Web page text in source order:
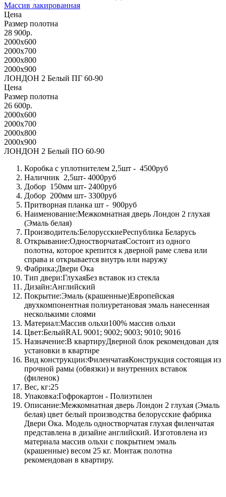
Массив лакированная
Цена
Размер полотна
28 900р.
2000x600
2000x700
2000x800
2000x900
ЛОНДОН 2 Белый ПГ 60-90
Цена
Размер полотна
26 600р.
2000x600
2000x700
2000x800
2000x900
ЛОНДОН 2 Белый ПО 60-90
Коробка с уплотнителем 2,5шт - 4500руб
Наличник 2,5шт- 4000руб
Добор 150мм шт- 2400руб
Добор 200мм шт- 3300руб
Притворная планка шт - 900руб
Наименование:Межкомнатная дверь Лондон 2 глухая
(Эмаль белая)
Производитель:БелорусскиеРеспублика Беларусь
Открывание:ОдностворчатаяСостоит из одного
полотна, которое крепится к дверной раме слева или
справа и открывается внутрь или наружу
Фабрика:Двери Ока
Тип двери:ГлухаяБез вставок из стекла
Дизайн:Английский
Покрытие:Эмаль (крашенные)Европейская
двухкомпонентная полиуретановая эмаль нанесенная
несколькими слоями
Материал:Массив ольхи100% массив ольхи
Цвет:БелыйRAL 9001; 9002; 9003; 9010; 9016
Назначение:В квартируДверной блок рекомендован для
установки в квартире
Вид конструкции:ФиленчатаяКонструкция состоящая из
прочной рамы (обвязки) и внутренних вставок
(филенок)
Вес, кг:25
Упаковка:Гофрокартон - Полиэтилен
Описание:Межкомнатная дверь Лондон 2 глухая (Эмаль
белая) цвет белый производства белорусские фабрика
Двери Ока. Модель одностворчатая глухая филенчатая
представлена в дизайне английский. Изготовлена из
материала массив ольхи с покрытием эмаль
(крашенные) весом 25 кг. Монтаж полотна
рекомендован в квартиру.